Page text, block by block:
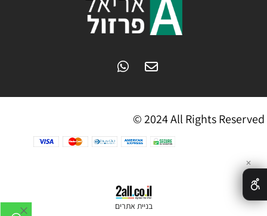
© 2024 All Rights Reserved
בניית אתרים
✕